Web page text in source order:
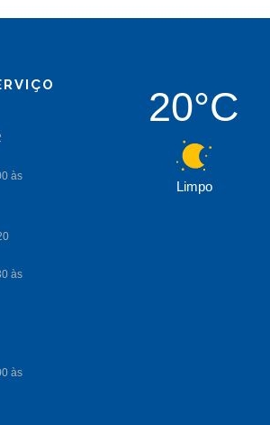
20°C
Limpo